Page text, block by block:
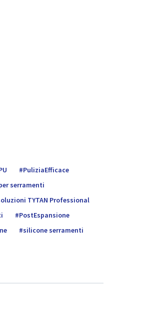
PuliziaEfficace
serramenti
TYTAN Professional
PostEspansione
silicone serramenti